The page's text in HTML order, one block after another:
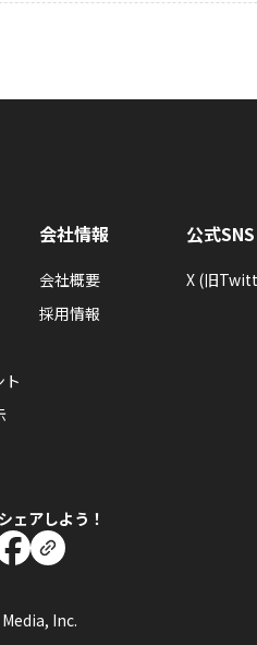
会社情報
会社概要
採用情報
公式SNS
X (旧
ェアしよう！
Inc.